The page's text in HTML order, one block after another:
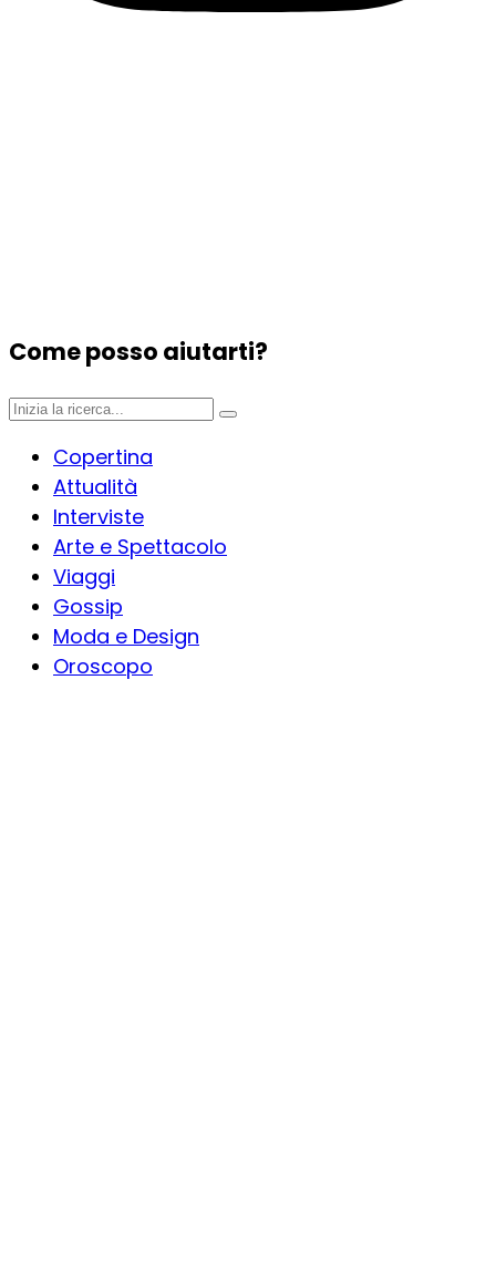
Come posso aiutarti?
Copertina
Attualità
Interviste
Arte e Spettacolo
Viaggi
Gossip
Moda e Design
Oroscopo